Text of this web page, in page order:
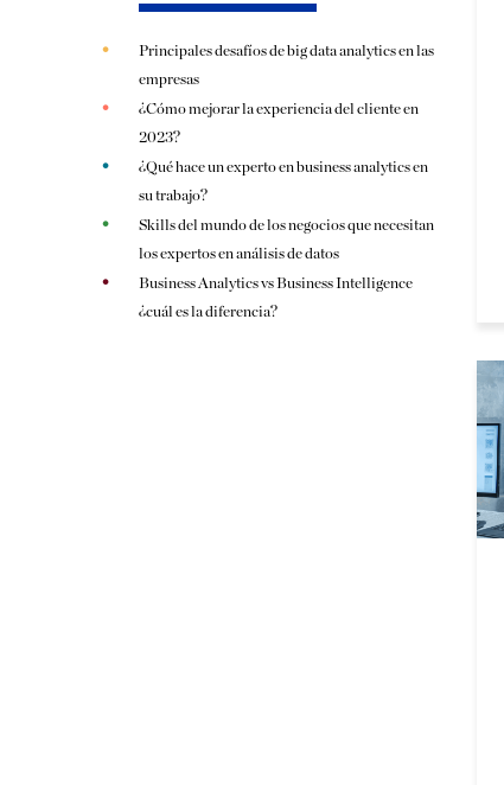
Principales desafíos de big data analytics en las
empresas
¿Cómo mejorar la experiencia del cliente en
2023?
¿Qué hace un experto en business analytics en
su trabajo?
Skills del mundo de los negocios que necesitan
los expertos en análisis de datos
Business Analytics vs Business Intelligence
¿cuál es la diferencia?